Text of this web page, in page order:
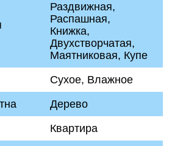
Раздвижная,
Распашная,
Книжка,
Двухстворчатая,
Маятниковая, Купе
Сухое, Влажное
Дерево
Квартира